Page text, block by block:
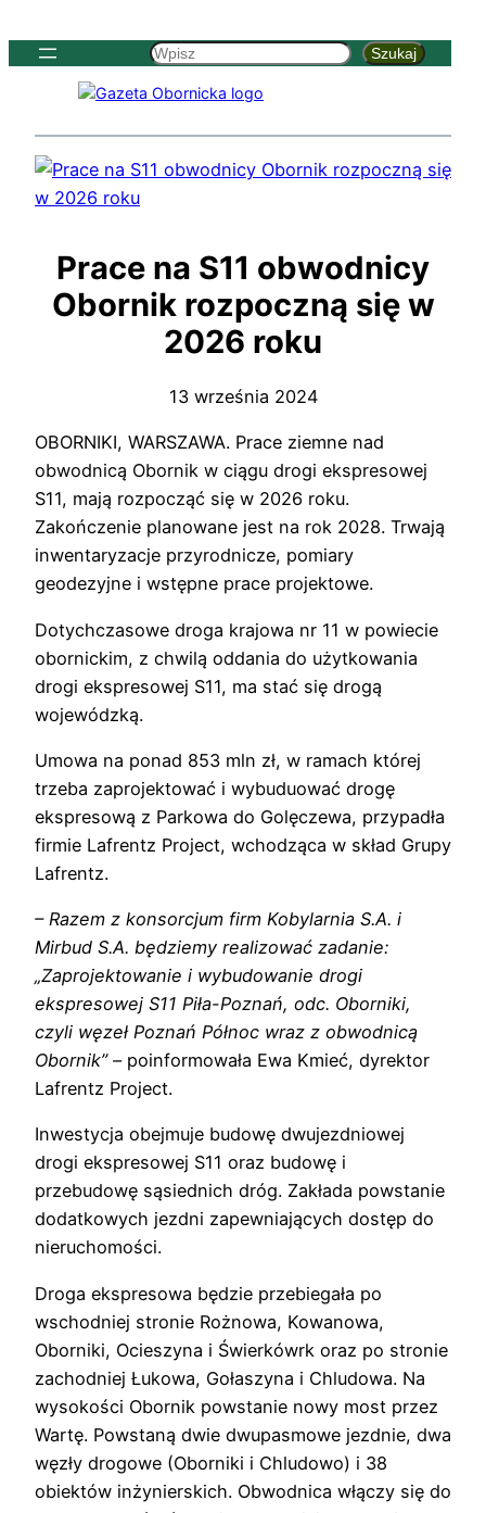
Szukaj
Szukaj
Prace na S11 obwodnicy
Obornik rozpoczną się w
2026 roku
13 września 2024
OBORNIKI, WARSZAWA. Prace ziemne nad
obwodnicą Obornik w ciągu drogi ekspresowej
S11, mają rozpocząć się w 2026 roku.
Zakończenie planowane jest na rok 2028. Trwają
inwentaryzacje przyrodnicze, pomiary
geodezyjne i wstępne prace projektowe.
Dotychczasowe droga krajowa nr 11 w powiecie
obornickim, z chwilą oddania do użytkowania
drogi ekspresowej S11, ma stać się drogą
wojewódzką.
Umowa na ponad 853 mln zł, w ramach której
trzeba zaprojektować i wybuduować drogę
ekspresową z Parkowa do Golęczewa, przypadła
firmie Lafrentz Project, wchodząca w skład Grupy
Lafrentz.
– Razem z konsorcjum firm Kobylarnia S.A. i
Mirbud S.A. będziemy realizować zadanie:
„Zaprojektowanie i wybudowanie drogi
ekspresowej S11 Piła-Poznań, odc. Oborniki,
czyli węzeł Poznań Północ wraz z obwodnicą
Obornik” –poinformowała Ewa Kmieć, dyrektor
Lafrentz Project.
Inwestycja obejmuje budowę dwujezdniowej
drogi ekspresowej S11 oraz budowę i
przebudowę sąsiednich dróg. Zakłada powstanie
dodatkowych jezdni zapewniających dostęp do
nieruchomości.
Droga ekspresowa będzie przebiegała po
wschodniej stronie Rożnowa, Kowanowa,
Oborniki, Ocieszyna i Świerkówrk oraz po stronie
zachodniej Łukowa, Gołaszyna i Chludowa. Na
wysokości Obornik powstanie nowy most przez
Wartę. Powstaną dwie dwupasmowe jezdnie, dwa
węzły drogowe (Oborniki i Chludowo) i 38
obiektów inżynierskich. Obwodnica włączy się do